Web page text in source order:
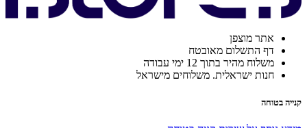
אתר מוצפן
דף התשלום מאובטח
משלוח מהיר בתוך 12 ימי עבודה
חנות ישראלית. משלוחים מישראל
קנייה בטוחה